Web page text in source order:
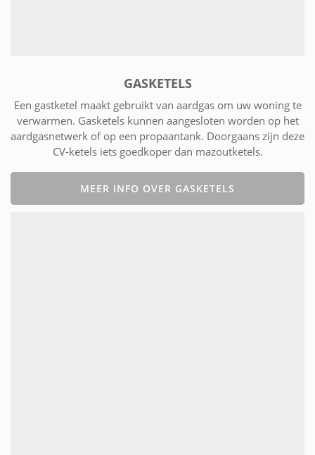
GASKETELS
Een gastketel maakt gebruikt van aardgas om uw woning te
verwarmen. Gasketels kunnen aangesloten worden op het
aardgasnetwerk of op een propaantank. Doorgaans zijn deze
CV-ketels iets goedkoper dan mazoutketels.
MEER INFO OVER GASKETELS